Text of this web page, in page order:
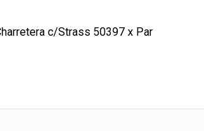
c/Strass 50397 x Par